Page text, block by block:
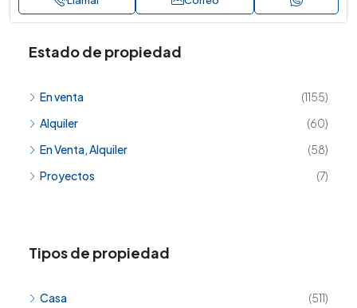
Estado de propiedad
En venta
(1155)
Alquiler
(60)
En Venta, Alquiler
(58)
Proyectos
(7)
Tipos de propiedad
Casa
(511)